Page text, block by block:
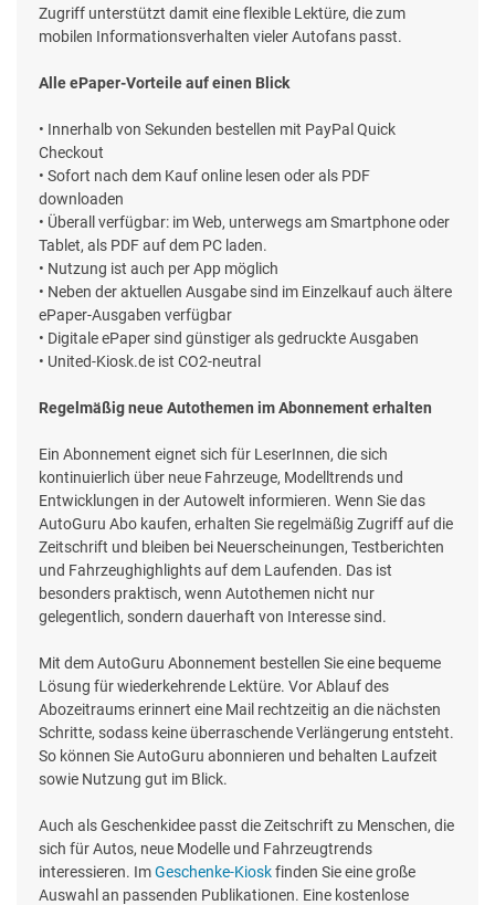
Zugriff unterstützt damit eine flexible Lektüre, die zum
mobilen Informationsverhalten vieler Autofans passt.
Alle ePaper-Vorteile auf einen Blick
• Innerhalb von Sekunden bestellen mit PayPal Quick
Checkout
• Sofort nach dem Kauf online lesen oder als PDF
downloaden
• Überall verfügbar: im Web, unterwegs am Smartphone oder
Tablet, als PDF auf dem PC laden.
• Nutzung ist auch per App möglich
• Neben der aktuellen Ausgabe sind im Einzelkauf auch ältere
ePaper-Ausgaben verfügbar
• Digitale ePaper sind günstiger als gedruckte Ausgaben
• United-Kiosk.de ist CO2-neutral
Regelmäßig neue Autothemen im Abonnement erhalten
Ein Abonnement eignet sich für LeserInnen, die sich
kontinuierlich über neue Fahrzeuge, Modelltrends und
Entwicklungen in der Autowelt informieren. Wenn Sie das
AutoGuru Abo kaufen, erhalten Sie regelmäßig Zugriff auf die
Zeitschrift und bleiben bei Neuerscheinungen, Testberichten
und Fahrzeughighlights auf dem Laufenden. Das ist
besonders praktisch, wenn Autothemen nicht nur
gelegentlich, sondern dauerhaft von Interesse sind.
Mit dem AutoGuru Abonnement bestellen Sie eine bequeme
Lösung für wiederkehrende Lektüre. Vor Ablauf des
Abozeitraums erinnert eine Mail rechtzeitig an die nächsten
Schritte, sodass keine überraschende Verlängerung entsteht.
So können Sie AutoGuru abonnieren und behalten Laufzeit
sowie Nutzung gut im Blick.
Auch als Geschenkidee passt die Zeitschrift zu Menschen, die
sich für Autos, neue Modelle und Fahrzeugtrends
interessieren. ImGeschenke-Kioskfinden Sie eine große
Auswahl an passenden Publikationen. Eine kostenlose